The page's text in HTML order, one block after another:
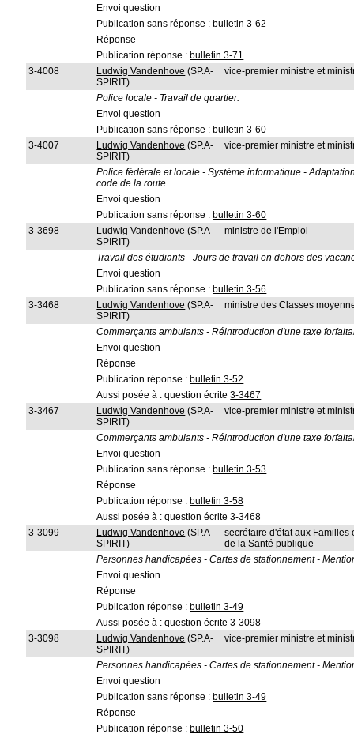
Envoi question
Publication sans réponse : bulletin 3-62
Réponse
Publication réponse : bulletin 3-71
3-4008
Ludwig Vandenhove (SP.A-
SPIRIT)
vice-premier ministre et
Police locale - Travail de quartier.
Envoi question
Publication sans réponse : bulletin 3-60
3-4007
Ludwig Vandenhove (SP.A-
SPIRIT)
vice-premier ministre et
Police fédérale et locale - Système informatique -
code de la route.
Envoi question
Publication sans réponse : bulletin 3-60
3-3698
Ludwig Vandenhove (SP.A-
SPIRIT)
ministre de l'Emploi
Travail des étudiants - Jours de travail en dehors des
Envoi question
Publication sans réponse : bulletin 3-56
3-3468
Ludwig Vandenhove (SP.A-
SPIRIT)
ministre des Classes
Commerçants ambulants - Réintroduction d'une taxe
Envoi question
Réponse
Publication réponse : bulletin 3-52
Aussi posée à : question écrite3-3467
3-3467
Ludwig Vandenhove (SP.A-
SPIRIT)
vice-premier ministre et
Commerçants ambulants - Réintroduction d'une taxe
Envoi question
Publication sans réponse : bulletin 3-53
Réponse
Publication réponse : bulletin 3-58
Aussi posée à : question écrite3-3468
3-3099
Ludwig Vandenhove (SP.A-
SPIRIT)
secrétaire d'état aux
de la Santé publique
Personnes handicapées - Cartes de stationnement -
Envoi question
Réponse
Publication réponse : bulletin 3-49
Aussi posée à : question écrite3-3098
3-3098
Ludwig Vandenhove (SP.A-
SPIRIT)
vice-premier ministre et
Personnes handicapées - Cartes de stationnement -
Envoi question
Publication sans réponse : bulletin 3-49
Réponse
Publication réponse : bulletin 3-50